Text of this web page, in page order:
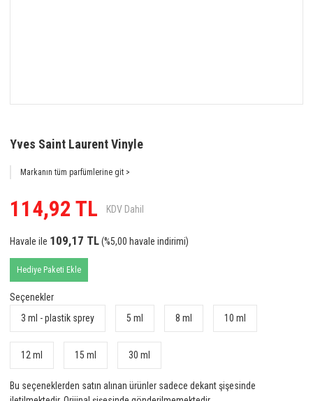
Yves Saint Laurent Vinyle
Markanın tüm parfümlerine git >
114,92 TL KDV Dahil
Havale ile 109,17 TL(%5,00 havale indirimi)
Hediye Paketi Ekle
Seçenekler
3 ml - plastik sprey
5 ml 8 ml 10 ml
12 ml 15 ml 30 ml
Bu seçeneklerden satın alınan ürünler sadece dekant şişesinde